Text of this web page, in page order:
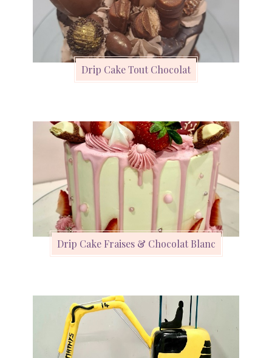
Drip Cake Tout Chocolat
Drip Cake Fraises & Chocolat Blanc